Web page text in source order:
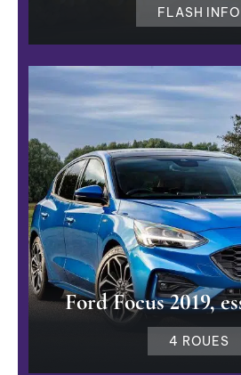
FLASH INFO
Ford Focus 2019,
4 ROUES